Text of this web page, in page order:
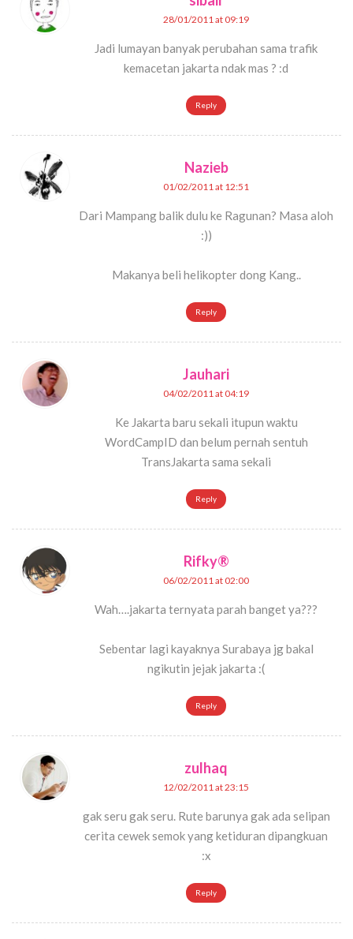
28/01/2011 at 09:19
Jadi lumayan banyak perubahan sama trafik
kemacetan jakarta ndak mas ? :d
Reply
Nazieb
01/02/2011 at 12:51
Dari Mampang balik dulu ke Ragunan? Masa aloh
:))
Makanya beli helikopter dong Kang..
Reply
Jauhari
04/02/2011 at 04:19
Ke Jakarta baru sekali itupun waktu
WordCampID dan belum pernah sentuh
TransJakarta sama sekali
Reply
Rifky®
06/02/2011 at 02:00
Wah….jakarta ternyata parah banget ya???
Sebentar lagi kayaknya Surabaya jg bakal
ngikutin jejak jakarta :(
Reply
zulhaq
12/02/2011 at 23:15
gak seru gak seru. Rute barunya gak ada selipan
cerita cewek semok yang ketiduran dipangkuan
:x
Reply